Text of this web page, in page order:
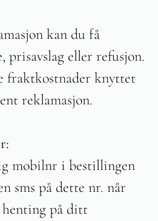
kan du få
prisavslag eller refusjon.
fraktkostnader knyttet
reklamasjon.
mobilnr i bestillingen
sms på dette nr. når
på ditt